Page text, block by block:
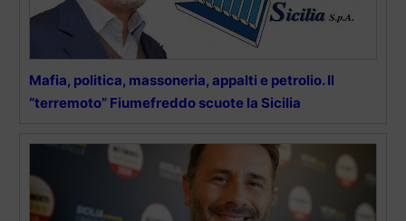
Mafia, politica, massoneria, appalti e petrolio. Il
“terremoto” Fiumefreddo scuote la Sicilia